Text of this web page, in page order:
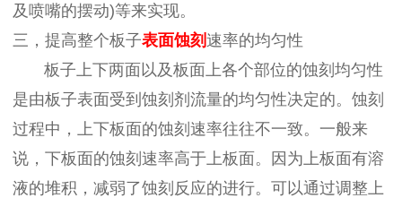
及喷嘴的摆动)等来实现。
三，提高整个板子表面蚀刻速率的均匀性
板子上下两面以及板面上各个部位的蚀刻均匀性
是由板子表面受到蚀刻剂流量的均匀性决定的。蚀刻
过程中，上下板面的蚀刻速率往往不一致。一般来
说，下板面的蚀刻速率高于上板面。因为上板面有溶
液的堆积，减弱了蚀刻反应的进行。可以通过调整上